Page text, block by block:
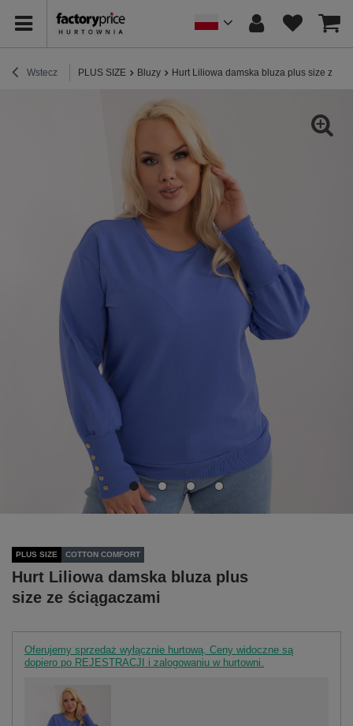
Wstecz PLUS SIZE Bluzy Hurt Liliowa damska bluza plus size ze
PLUS SIZE COTTON COMFORT
Hurt Liliowa damska bluza plus
size ze ściągaczami
Oferujemy sprzedaż wyłącznie hurtową. Ceny widoczne są
dopiero po REJESTRACJI i zalogowaniu w hurtowni.